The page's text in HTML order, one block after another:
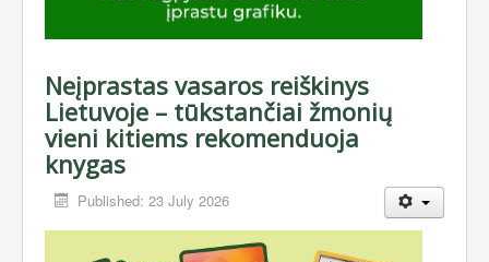
Neįprastas vasaros reiškinys
Lietuvoje – tūkstančiai žmonių
vieni kitiems rekomenduoja
knygas
Published: 23 July 2026